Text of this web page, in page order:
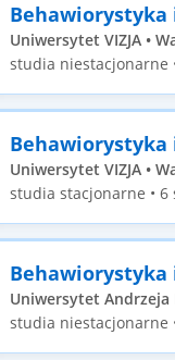
Behawiorystyka
Uniwersytet VIZJA •
studia niestacjonarne
Behawiorystyka
Uniwersytet VIZJA •
studia stacjonarne • 6
Behawiorystyka
Uniwersytet Andrzeja
studia niestacjonarne